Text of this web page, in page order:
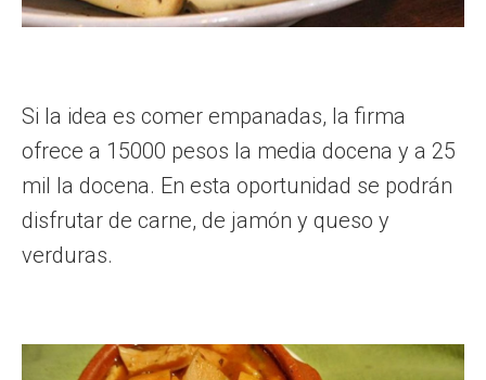
Si la idea es comer empanadas, la firma
ofrece a 15000 pesos la media docena y a 25
mil la docena. En esta oportunidad se podrán
disfrutar de carne, de jamón y queso y
verduras.